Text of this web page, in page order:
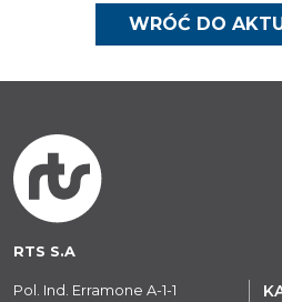
WRÓĆ DO
RTS S.A
Pol. Ind. Erramone A-1-1